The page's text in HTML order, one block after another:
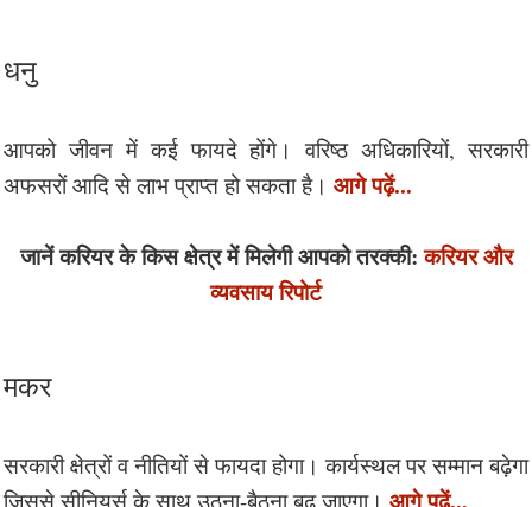
धनु
आपको जीवन में कई फायदे होंगे। वरिष्ठ अधिकारियों, सरकारी
अफसरों आदि से लाभ प्राप्त हो सकता है। आगे पढ़ें...
जानें करियर के किस क्षेत्र में मिलेगी आपको तरक्की:करियर और
व्यवसाय रिपोर्ट
मकर
सरकारी क्षेत्रों व नीतियों से फायदा होगा। कार्यस्थल पर सम्मान बढ़ेगा
जिससे सीनियर्स के साथ उठना-बैठना बढ़ जाएगा। आगे पढ़ें...